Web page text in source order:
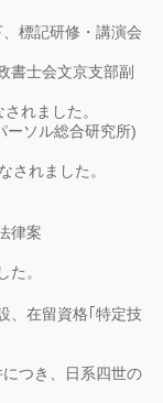
標記研修・講演会
書士会文京支部副
れました。
ソル総合研究所)
されました。
律案
た。
、在留資格｢特定技
つき、日系四世の